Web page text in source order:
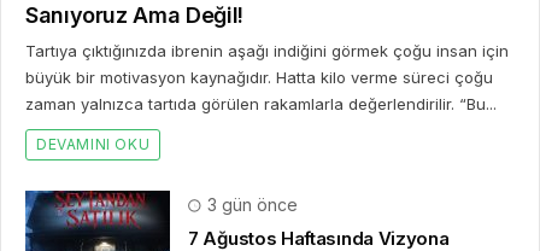
Sanıyoruz Ama Değil!
Tartıya çıktığınızda ibrenin aşağı indiğini görmek çoğu insan için
büyük bir motivasyon kaynağıdır. Hatta kilo verme süreci çoğu
zaman yalnızca tartıda görülen rakamlarla değerlendirilir. “Bu...
DEVAMINI OKU
3 gün önce
7 Ağustos Haftasında Vizyona